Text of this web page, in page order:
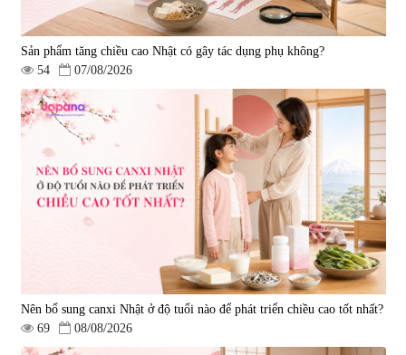
Sản phẩm tăng chiều cao Nhật có gây tác dụng phụ không?
54
07/08/2026
Nên bổ sung canxi Nhật ở độ tuổi nào để phát triển chiều cao tốt nhất?
69
08/08/2026